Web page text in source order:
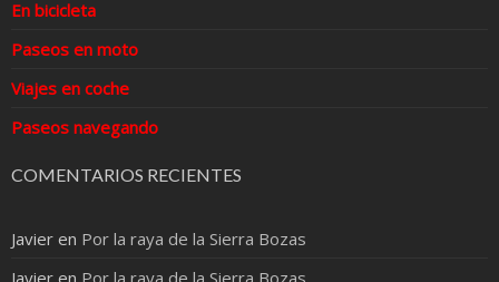
En bicicleta
Paseos en moto
Viajes en coche
Paseos navegando
COMENTARIOS RECIENTES
Javier en Por la raya de la Sierra Bozas